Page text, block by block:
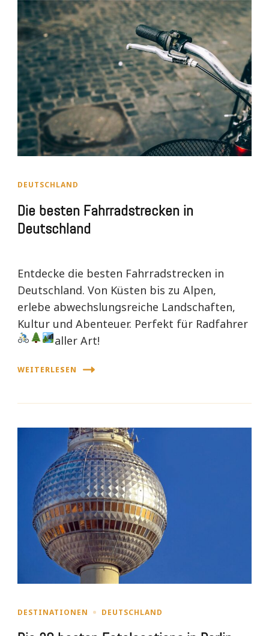
DEUTSCHLAND
Die besten Fahrradstrecken in
Deutschland
Entdecke die besten Fahrradstrecken in
Deutschland. Von Küsten bis zu Alpen,
erlebe abwechslungsreiche Landschaften,
Kultur und Abenteuer. Perfekt für Radfahrer
aller Art!
WEITERLESEN
DESTINATIONEN DEUTSCHLAND